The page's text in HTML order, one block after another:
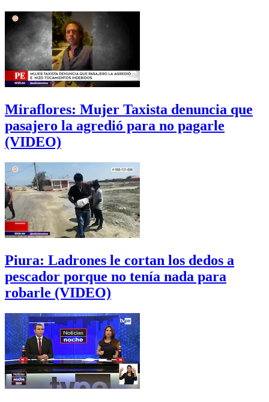
Miraflores: Mujer Taxista denuncia que
pasajero la agredió para no pagarle
(VIDEO)
Piura: Ladrones le cortan los dedos a
pescador porque no tenía nada para
robarle (VIDEO)